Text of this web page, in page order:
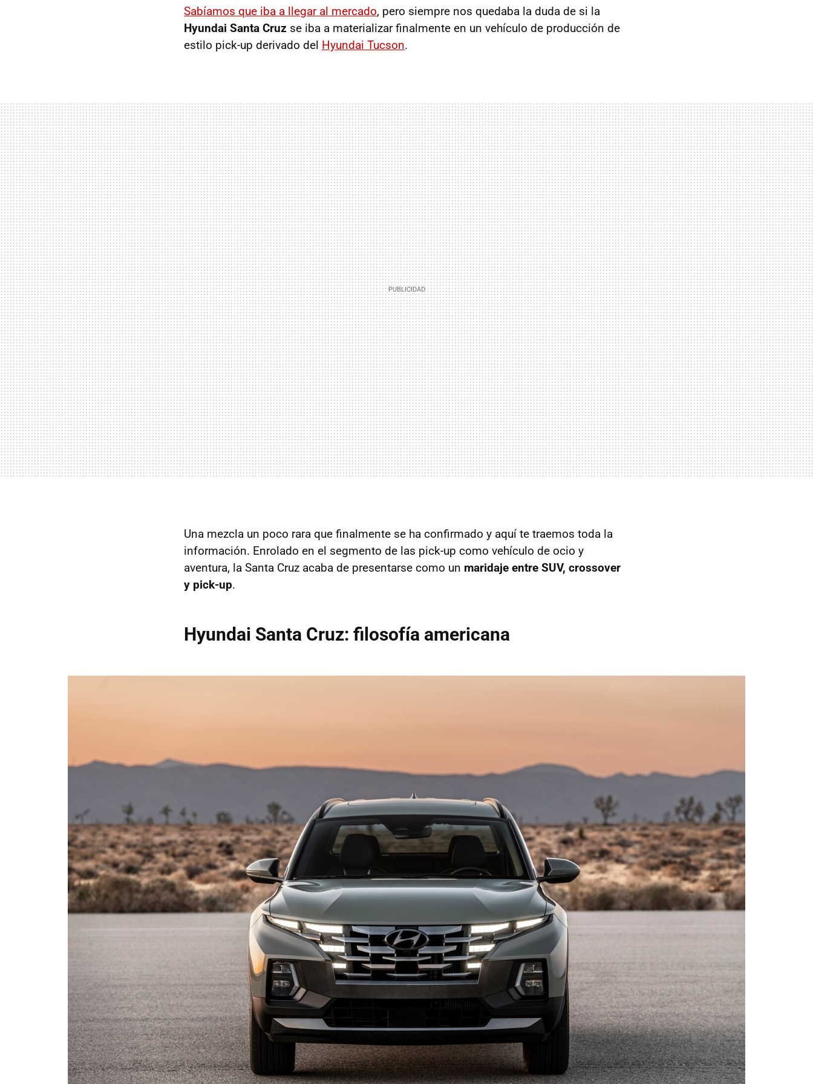
Sabíamos que iba a llegar al mercado, pero siempre nos quedaba la duda de si la
Hyundai Santa Cruz se iba a materializar finalmente en un vehículo de producción de
estilo pick-up derivado del Hyundai Tucson.
Una mezcla un poco rara que finalmente se ha confirmado y aquí te traemos toda la
información. Enrolado en el segmento de las pick-up como vehículo de ocio y
aventura, la Santa Cruz acaba de presentarse como un maridaje entre SUV, crossover
y pick-up.
Hyundai Santa Cruz: filosofía americana